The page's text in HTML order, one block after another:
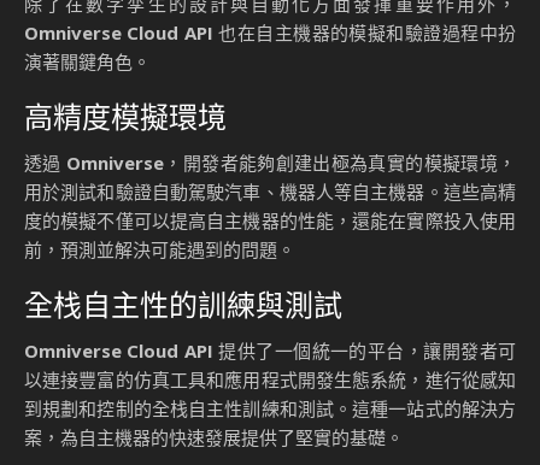
Omniverse Cloud API 也在自主機器的模擬和驗證過程中扮
演著關鍵角色。
高精度模擬環境
透過 Omniverse ，開發者能夠創建出極為真實的模擬環境，
用於測試和驗證自動駕駛汽車、機器人等自主機器。這些高精
度的模擬不僅可以提高自主機器的性能，還能在實際投入使用
前，預測並解決可能遇到的問題。
全栈自主性的訓練與測試
Omniverse Cloud API 提供了一個統一的平台，讓開發者可
以連接豐富的仿真工具和應用程式開發生態系統，進行從感知
到規劃和控制的全栈自主性訓練和測試。這種一站式的解決方
案，為自主機器的快速發展提供了堅實的基礎。